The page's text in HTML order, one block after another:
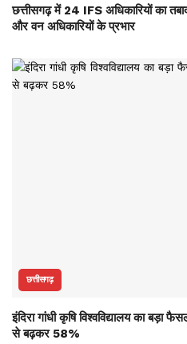
छत्तीसगढ़ में 24 IFS अधिकारियों का
और वन अधिकारियों के प्रभार
छत्तीसगढ़
इंदिरा गांधी कृषि विश्वविद्यालय का बड़ा
से बढ़कर 58%